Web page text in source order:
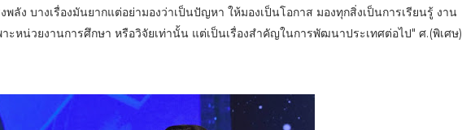
ลัง บางเรื่องมันยากแต่อย่ามองว่าเป็นปัญหา ให้มองเป็นโอกาส มองทุกสิ่งเป็นการเรียนรู้ งาน
ะหน่วยงานการศึกษา หรือวิจัยเท่านั้น แต่เป็นเรื่องสำคัญในการพัฒนาประเทศต่อไป" ศ.(พิเศษ)